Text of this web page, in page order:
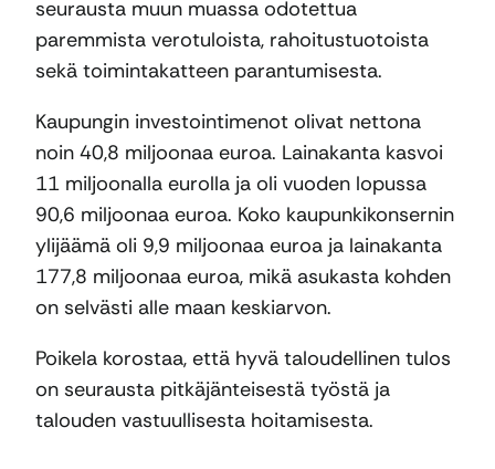
seurausta muun muassa odotettua
paremmista verotuloista, rahoitustuotoista
sekä toimintakatteen parantumisesta.
Kaupungin investointimenot olivat nettona
noin 40,8 miljoonaa euroa. Lainakanta kasvoi
11 miljoonalla eurolla ja oli vuoden lopussa
90,6 miljoonaa euroa. Koko kaupunkikonsernin
ylijäämä oli 9,9 miljoonaa euroa ja lainakanta
177,8 miljoonaa euroa, mikä asukasta kohden
on selvästi alle maan keskiarvon.
Poikela korostaa, että hyvä taloudellinen tulos
on seurausta pitkäjänteisestä työstä ja
talouden vastuullisesta hoitamisesta.